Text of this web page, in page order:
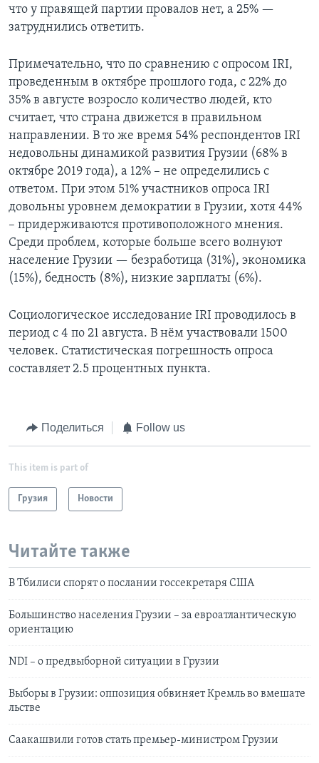
что у правящей партии провалов нет, а 25% —
затруднились ответить.
Примечательно, что по сравнению с опросом IRI,
проведенным в октябре прошлого года, с 22% до
35% в августе возросло количество людей, кто
считает, что страна движется в правильном
направлении. В то же время 54% респондентов IRI
недовольны динамикой развития Грузии (68% в
октябре 2019 года), а 12% – не определились с
ответом. При этом 51% участников опроса IRI
довольны уровнем демократии в Грузии, хотя 44%
– придерживаются противоположного мнения.
Среди проблем, которые больше всего волнуют
население Грузии — безработица (31%), экономика
(15%), бедность (8%), низкие зарплаты (6%).
Социологическое исследование IRI проводилось в
период с 4 по 21 августа. В нём участвовали 1500
человек. Статистическая погрешность опроса
составляет 2.5 процентных пункта.
Поделиться Follow us
This item is part of
Грузия Новости
Читайте также
В Тбилиси спорят о послании госсекретаря США
Большинство населения Грузии – за евроатлантическую
ориентацию
NDI – о предвыборной ситуации в Грузии
Выборы в Грузии: оппозиция обвиняет Кремль во вмешате
льстве
Саакашвили готов стать премьер-министром Грузии